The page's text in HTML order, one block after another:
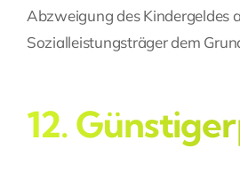
Abzweigung des Kindergeldes
Sozialleistungsträger dem
12.